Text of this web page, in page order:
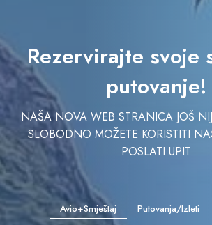
Rezervirajte svoje
putovanje!
NAŠA NOVA WEB STRANICA JOŠ
SLOBODNO MOŽETE KORISTITI
POSLATI UPIT
Avio+Smještaj Putovanja/Izleti